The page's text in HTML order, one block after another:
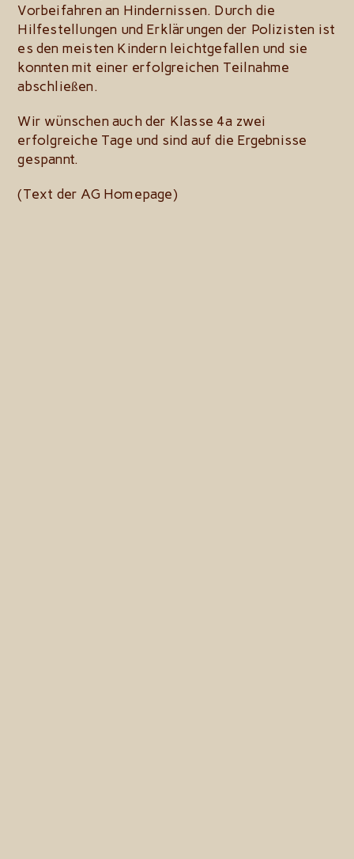
Vorbeifahren an Hindernissen. Durch die
Hilfestellungen und Erklärungen der Polizisten ist
es den meisten Kindern leichtgefallen und sie
konnten mit einer erfolgreichen Teilnahme
abschließen.
Wir wünschen auch der Klasse 4a zwei
erfolgreiche Tage und sind auf die Ergebnisse
gespannt.
(Text der AG Homepage)